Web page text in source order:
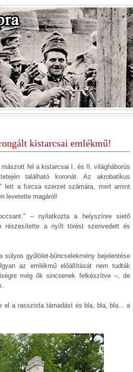
kistarcsai emlékmű!
fel a kistarcsai I. és II. világháborús
található koronát. Az akrobatikus
lett a furcsa szerzet számára, mert amint
levetette magáról!
– nyilatkozta a helyszínre siető
részesítette a nyílt törést szenvedett és
gyűlölet-bűncselekmény bejelentése
az emlékmű előállítását nem tudták
még ők sincsenek felkészítve –, de
el a rasszista támadást és bla, bla, bla... a